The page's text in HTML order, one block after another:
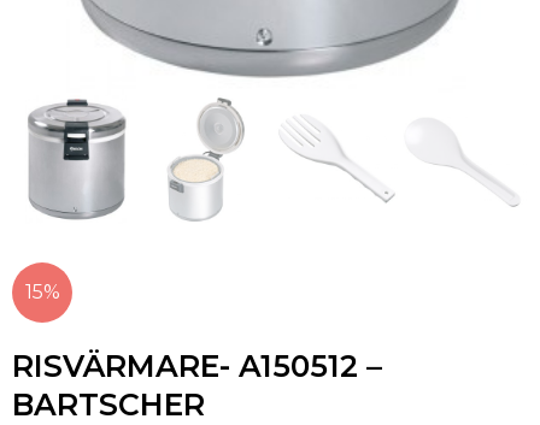
15%
RISVÄRMARE- A150512 –
BARTSCHER